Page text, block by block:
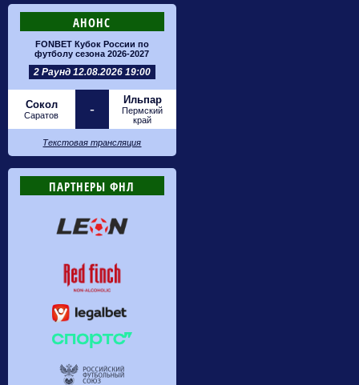
АНОНС
FONBET Кубок России по
футболу сезона 2026-2027
2 Раунд 12.08.2026 19:00
Сокол
Саратов -
Ильпар
Пермский
край
Текстовая трансляция
ПАРТНЕРЫ ФНЛ